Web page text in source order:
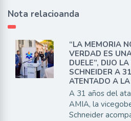
Nota relacioanda
“LA MEMORIA
VERDAD ES
DUELE”, DIJO
SCHNEIDER A
ATENTADO A
A 31 años del
AMIA, la
Schneider